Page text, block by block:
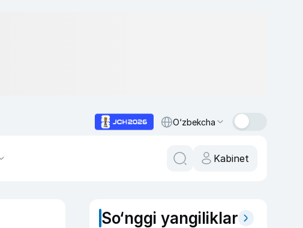
O‘zbekcha
Kabinet
So‘nggi yangiliklar